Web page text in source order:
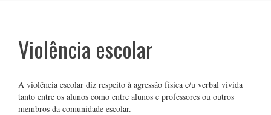
Violência escolar
A violência escolar diz respeito à agressão física e/u verbal vivida
tanto entre os alunos como entre alunos e professores ou outros
membros da comunidade escolar.